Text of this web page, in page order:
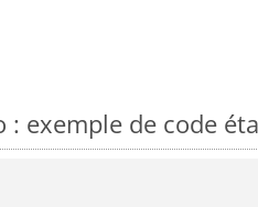
exemple de code